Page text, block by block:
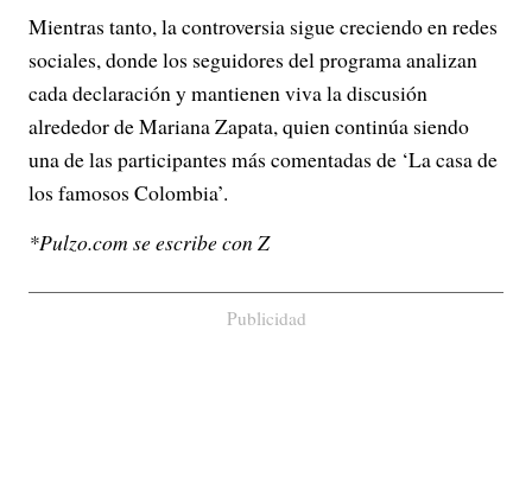
Mientras tanto, la controversia sigue creciendo en redes
sociales, donde los seguidores del programa analizan
cada declaración y mantienen viva la discusión
alrededor de Mariana Zapata, quien continúa siendo
una de las participantes más comentadas de ‘La casa de
los famosos Colombia’.
*Pulzo.com se escribe con Z
Publicidad